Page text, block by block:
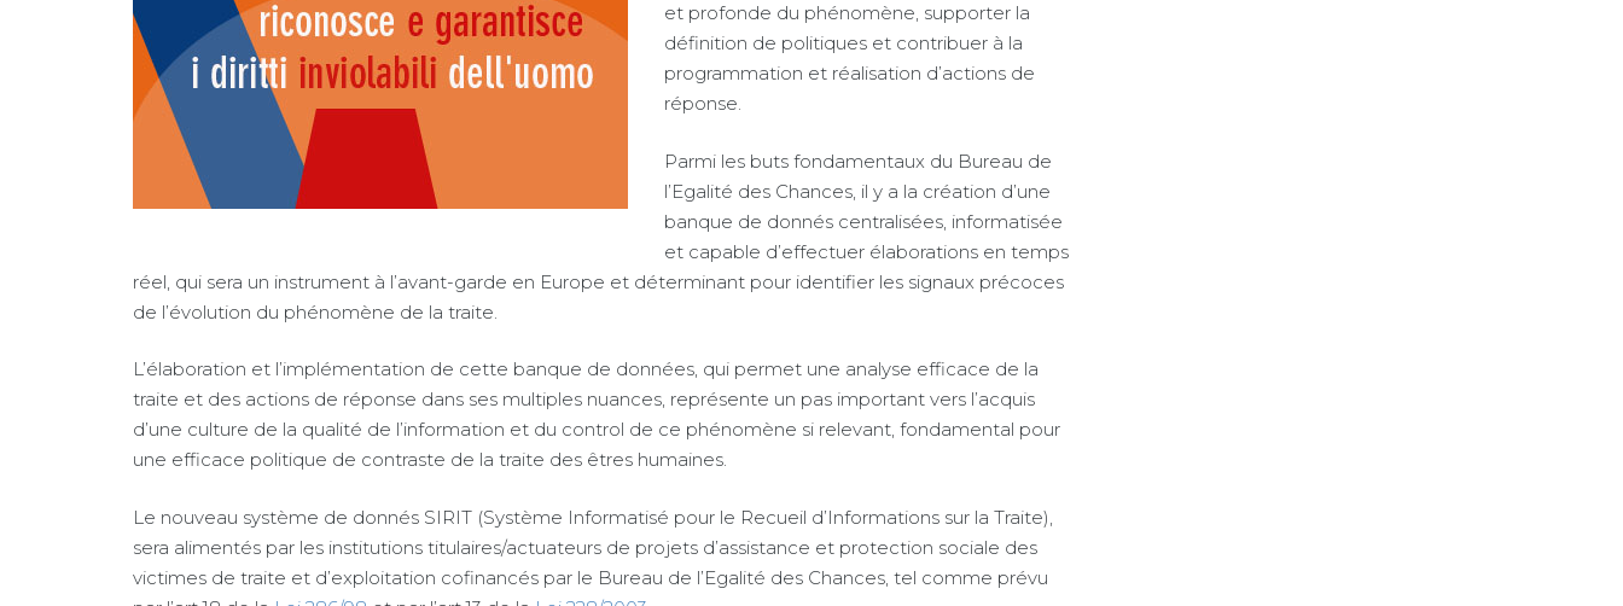
et profonde du phénomène, supporter la
définition de politiques et contribuer à la
programmation et réalisation d’actions de
réponse.
Parmi les buts fondamentaux du Bureau de
l’Egalité des Chances, il y a la création d’une
banque de donnés centralisées, informatisée
et capable d’effectuer élaborations en temps
réel, qui sera un instrument à l’avant-garde en Europe et déterminant pour identifier les signaux précoces
de l’évolution du phénomène de la traite.
L’élaboration et l’implémentation de cette banque de données, qui permet une analyse efficace de la
traite et des actions de réponse dans ses multiples nuances, représente un pas important vers l’acquis
d’une culture de la qualité de l’information et du control de ce phénomène si relevant, fondamental pour
une efficace politique de contraste de la traite des êtres humaines.
Le nouveau système de donnés SIRIT (Système Informatisé pour le Recueil d’Informations sur la Traite),
sera alimentés par les institutions titulaires/actuateurs de projets d’assistance et protection sociale des
victimes de traite et d’exploitation cofinancés par le Bureau de l’Egalité des Chances, tel comme prévu